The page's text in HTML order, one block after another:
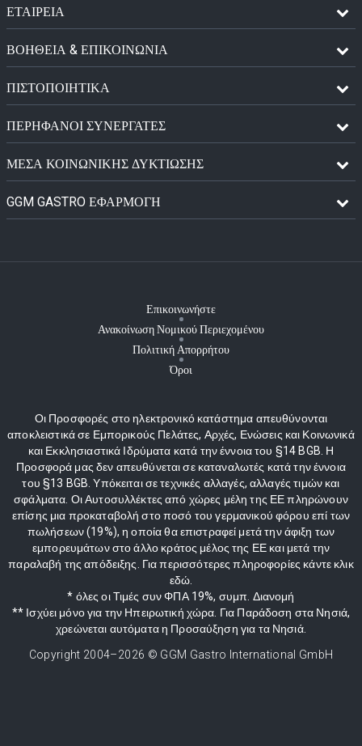
ΕΤΑΙΡΕΙΑ
ΒΟΗΘΕΙΑ & ΕΠΙΚΟΙΝΩΝΙΑ
ΠΙΣΤΟΠΟΙΗΤΙΚΆ
ΠΕΡΉΦΑΝΟΙ ΣΥΝΕΡΓΆΤΕΣ
ΜΈΣΑ ΚΟΙΝΩΝΙΚΉΣ ΔΥΚΤΊΩΣΗΣ
GGM GASTRO ΕΦΑΡΜΟΓΉ
Επικοινωνήστε
Ανακοίνωση Νομικού Περιεχομένου
Πολιτική Απορρήτου
Όροι
Οι Προσφορές στο ηλεκτρονικό κατάστημα απευθύνονται
αποκλειστικά σε Εμπορικούς Πελάτες, Αρχές, Ενώσεις και Κοινωνικά
και Εκκλησιαστικά Ιδρύματα κατά την έννοια του §14 BGB. Η
Προσφορά μας δεν απευθύνεται σε καταναλωτές κατά την έννοια
του §13 BGB. Υπόκειται σε τεχνικές αλλαγές, αλλαγές τιμών και
σφάλματα. Οι Αυτοσυλλέκτες από χώρες μέλη της ΕΕ πληρώνουν
επίσης μια προκαταβολή στο ποσό του γερμανικού φόρου επί των
πωλήσεων (19%), η οποία θα επιστραφεί μετά την άφιξη των
εμπορευμάτων στο άλλο κράτος μέλος της ΕΕ και μετά την
παραλαβή της απόδειξης. Για περισσότερες πληροφορίες κάντε κλικ
εδώ.
* όλες οι Τιμές συν ΦΠΑ 19%, συμπ. Διανομή
** Ισχύει μόνο για την Ηπειρωτική χώρα. Για Παράδοση στα Νησιά,
χρεώνεται αυτόματα η Προσαύξηση για τα Νησιά.
Copyright 2004–2026 © GGM Gastro International GmbH